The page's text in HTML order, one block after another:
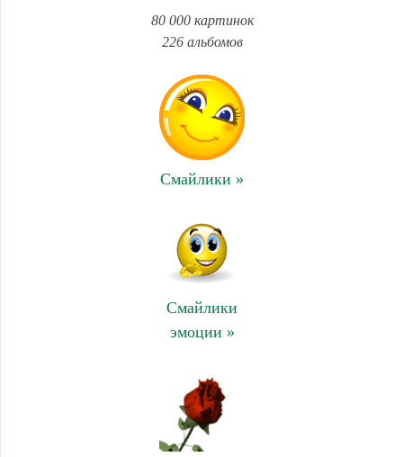
80 000 картинок
226 альбомов
Смайлики »
Смайлики
эмоции »